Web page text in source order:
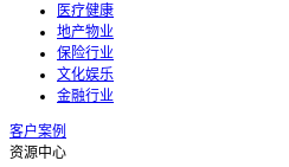
医疗健康
地产物业
保险行业
文化娱乐
金融行业
客户案例
资源中心